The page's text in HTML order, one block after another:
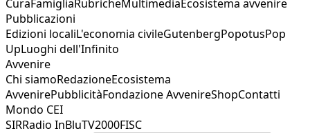
CuraFamigliaRubricheMultimediaEcosistema avvenire
Pubblicazioni
Edizioni localiL'economia civileGutenbergPopotusPop
UpLuoghi dell'Infinito
Avvenire
Chi siamoRedazioneEcosistema
AvvenirePubblicitàFondazione AvvenireShopContatti
Mondo CEI
SIRRadio InBluTV2000FISC